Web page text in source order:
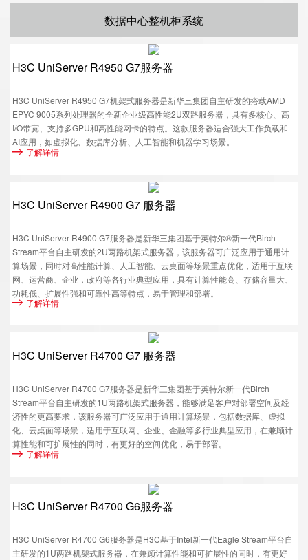
数据中心整机柜系统
H3C UniServer R4950 G7服务器
H3C UniServer R4950 G7机架式服务器是新华三集团自主研发的搭载AMD
EPYC 9005系列处理器的全新企业级高性能2U双路服务器，具有多核心、高
I/O带宽、支持多GPU和高性能网卡的特点。这款服务器适合强大工作负载和
AI应用，如虚拟化、数据库分析、人工智能和机器学习场景。
了解详情
H3C UniServer R4900 G7 服务器
H3C UniServer R4900 G7服务器是新华三集团基于英特尔®新一代Birch
Stream平台自主研发的2U两路机架式服务器，该服务器可广泛应用于通用计
算场景，同时对高性能计算、人工智能、云桌面等场景重点优化，适用于互联
网、运营商、企业，政府等各行业典型应用，具有计算性能高、存储容量大、
功耗低、扩展性强和可靠性高等特点，易于管理和部署。
了解详情
H3C UniServer R4700 G7 服务器
H3C UniServer R4700 G7服务器是新华三集团基于英特尔新一代Birch
Stream平台自主研发的1U两路机架式服务器，能够满足客户对部署空间及经
济性的更高要求，该服务器可广泛应用于通用计算场景，包括数据库、虚拟
化、云桌面等场景，适用于互联网、企业、金融等多行业典型应用，在兼顾计
算性能和可扩展性的同时，有更好的空间优化，易于部署。
了解详情
H3C UniServer R4700 G6服务器
H3C UniServer R4700 G6服务器是H3C基于Intel新一代Eagle Stream平台自
主研发的1U两路机架式服务器，在兼顾计算性能和可扩展性的同时，有更好